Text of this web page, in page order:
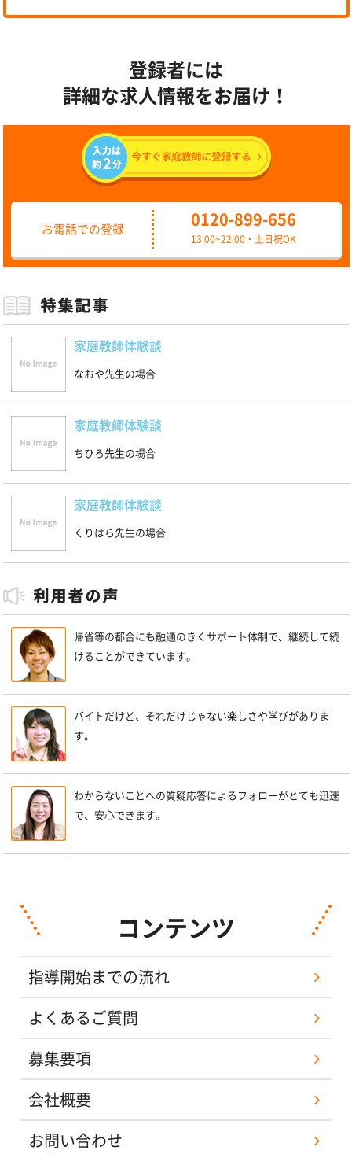
登録者には
詳細な求人情報をお届け！
お電話での登録
0120-899-656
13:00~22:00・土日祝OK
家庭教師体験談
なおや先生の場合
家庭教師体験談
ちひろ先生の場合
家庭教師体験談
くりはら先生の場合
帰省等の都合にも融通のきくサポート体制で、継続して続
けることができています。
バイトだけど、それだけじゃない楽しさや学びがありま
す。
わからないことへの質疑応答によるフォローがとても迅速
で、安心できます。
コンテンツ
指導開始までの流れ
よくあるご質問
募集要項
会社概要
お問い合わせ